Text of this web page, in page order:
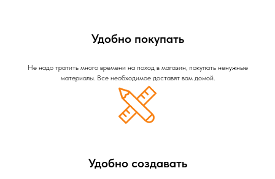
Удобно покупать
Не надо тратить много времени на поход в магазин, покупать ненужные
материалы. Все необходимое доставят вам домой.
Удобно создавать